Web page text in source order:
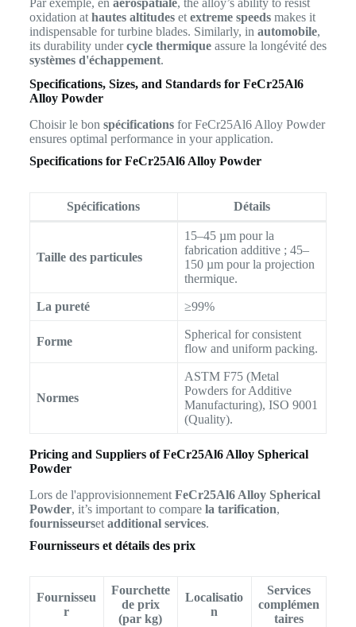
Par exemple, en aérospatiale, the alloy’s ability to resist
oxidation at hautes altitudeset extreme speedsmakes it
indispensable for turbine blades. Similarly, in automobile,
its durability undercycle thermiqueassure la longévité des
systèmes d'échappement.
Specifications, Sizes, and Standards for FeCr25Al6
Alloy Powder
Choisir le bon spécificationsfor FeCr25Al6 Alloy Powder
ensures optimal performance in your application.
Specifications for FeCr25Al6 Alloy Powder
Spécifications Détails
Taille des particules
15–45 µm pour la
fabrication additive ; 45–
150 µm pour la projection
thermique.
La pureté ≥99%
Forme
Spherical for consistent
flow and uniform packing.
Normes
ASTM F75 (Metal
Powders for Additive
Manufacturing), ISO 9001
(Quality).
Pricing and Suppliers of FeCr25Al6 Alloy Spherical
Powder
Lors de l'approvisionnement FeCr25Al6 Alloy Spherical
Powder, it’s important to compare la tarification,
fournisseurset additional services.
Fournisseurs et détails des prix
Fournisseu
r
Fourchette
de prix
(par kg)
Localisatio
n
Services
complémen
taires